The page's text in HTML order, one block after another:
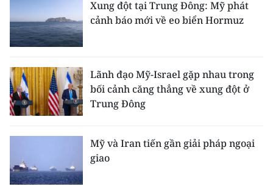
Xung đột tại Trung Đông: Mỹ phát
cảnh báo mới về eo biển Hormuz
Lãnh đạo Mỹ-Israel gặp nhau trong
bối cảnh căng thẳng về xung đột ở
Trung Đông
Mỹ và Iran tiến gần giải pháp ngoại
giao